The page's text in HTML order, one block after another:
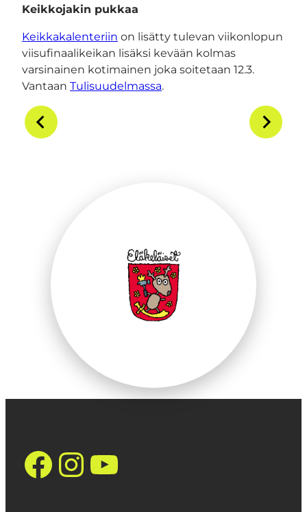
Keikkojakin pukkaa
Keikkakalenteriin on lisätty tulevan viikonlopun
viisufinaalikeikan lisäksi kevään kolmas
varsinainen kotimainen joka soitetaan 12.3.
Vantaan Tulisuudelmassa.
https://
Instagram
YouTube